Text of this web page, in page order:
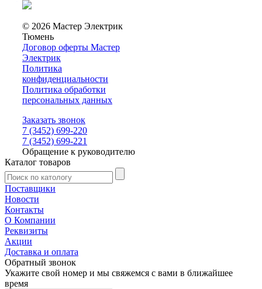
© 2026 Мастер Электрик
Тюмень
Договор оферты Мастер
Электрик
Политика
конфиденциальности
Политика обработки
персональных данных
Заказать звонок
7 (3452) 699-220
7 (3452) 699-221
Обращение к руководителю
Каталог товаров
Поставщики
Новости
Контакты
О Компании
Реквизиты
Акции
Доставка и оплата
Обратный звонок
Укажите свой номер и мы свяжемся с вами в ближайшее
время